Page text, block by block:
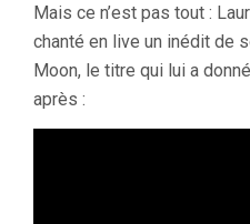
Mais ce n’est pas tout :
chanté en live un inédit de
Moon, le titre qui lui a
après :